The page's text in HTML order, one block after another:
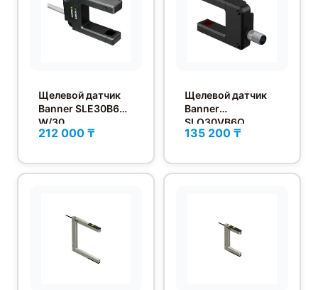
Щелевой датчик
Banner SLE30B6VY
W/30
212 000 ₸
Щелевой датчик
Banner
SLO30VB6Q
135 200 ₸